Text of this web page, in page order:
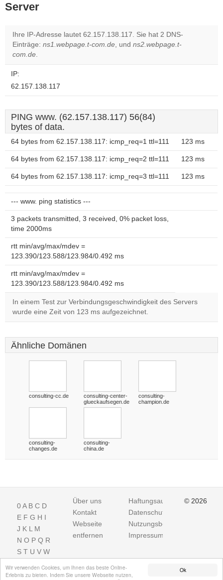
Ok
Wir verwenden Cookies, um Ihnen das beste Online-
Erlebnis zu bieten. Indem Sie unsere Webseite nutzen,
Server
Ihre IP-Adresse lautet 62.157.138.117. Sie hat 2 DNS-
Einträge: ns1.webpage.t-com.de, und ns2.webpage.t-
com.de.
IP:
62.157.138.117
PING www. (62.157.138.117) 56(84)
bytes of data.
64 bytes from 62.157.138.117: icmp_req=1 ttl=111 123 ms
64 bytes from 62.157.138.117: icmp_req=2 ttl=111 123 ms
64 bytes from 62.157.138.117: icmp_req=3 ttl=111 123 ms
--- www. ping statistics ---
3 packets transmitted, 3 received, 0% packet loss,
time 2000ms
rtt min/avg/max/mdev =
123.390/123.588/123.984/0.492 ms
rtt min/avg/max/mdev =
123.390/123.588/123.984/0.492 ms
In einem Test zur Verbindungsgeschwindigkeit des Servers
wurde eine Zeit von 123 ms aufgezeichnet.
Ähnliche Domänen
consulting-cc.de
consulting-center-
glueckaufsegen.de
consulting-
champion.de
consulting-
changes.de
consulting-
china.de
0A B C D
E F G H I
J K L M
N O P Q R
S T U V W
Über uns
Kontakt
Webseite
entfernen
Haftungsausschluss
Datenschutz
Nutzungsbedingungen
Impressum
© 2026